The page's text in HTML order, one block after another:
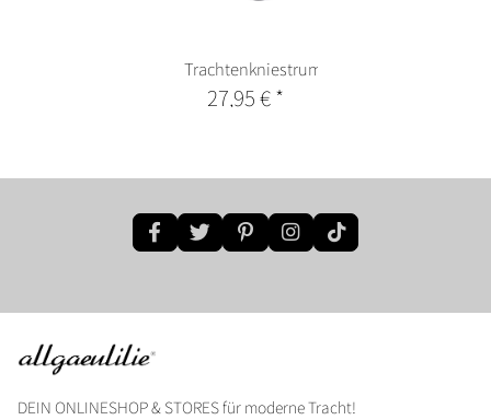
Trachtenkniestrumpf
27,95 €*
DEIN ONLINESHOP & STORES für moderne Tracht!